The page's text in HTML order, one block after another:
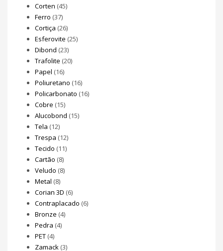
Corten (45)
Ferro (37)
Cortiça (26)
Esferovite (25)
Dibond (23)
Trafolite (20)
Papel (16)
Poliuretano (16)
Policarbonato (16)
Cobre (15)
Alucobond (15)
Tela (12)
Trespa (12)
Tecido (11)
Cartão (8)
Veludo (8)
Metal (8)
Corian 3D (6)
Contraplacado (6)
Bronze (4)
Pedra (4)
PET (4)
Zamack (3)